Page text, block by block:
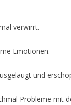
verwirrt.
Emotionen.
und
Probleme mit